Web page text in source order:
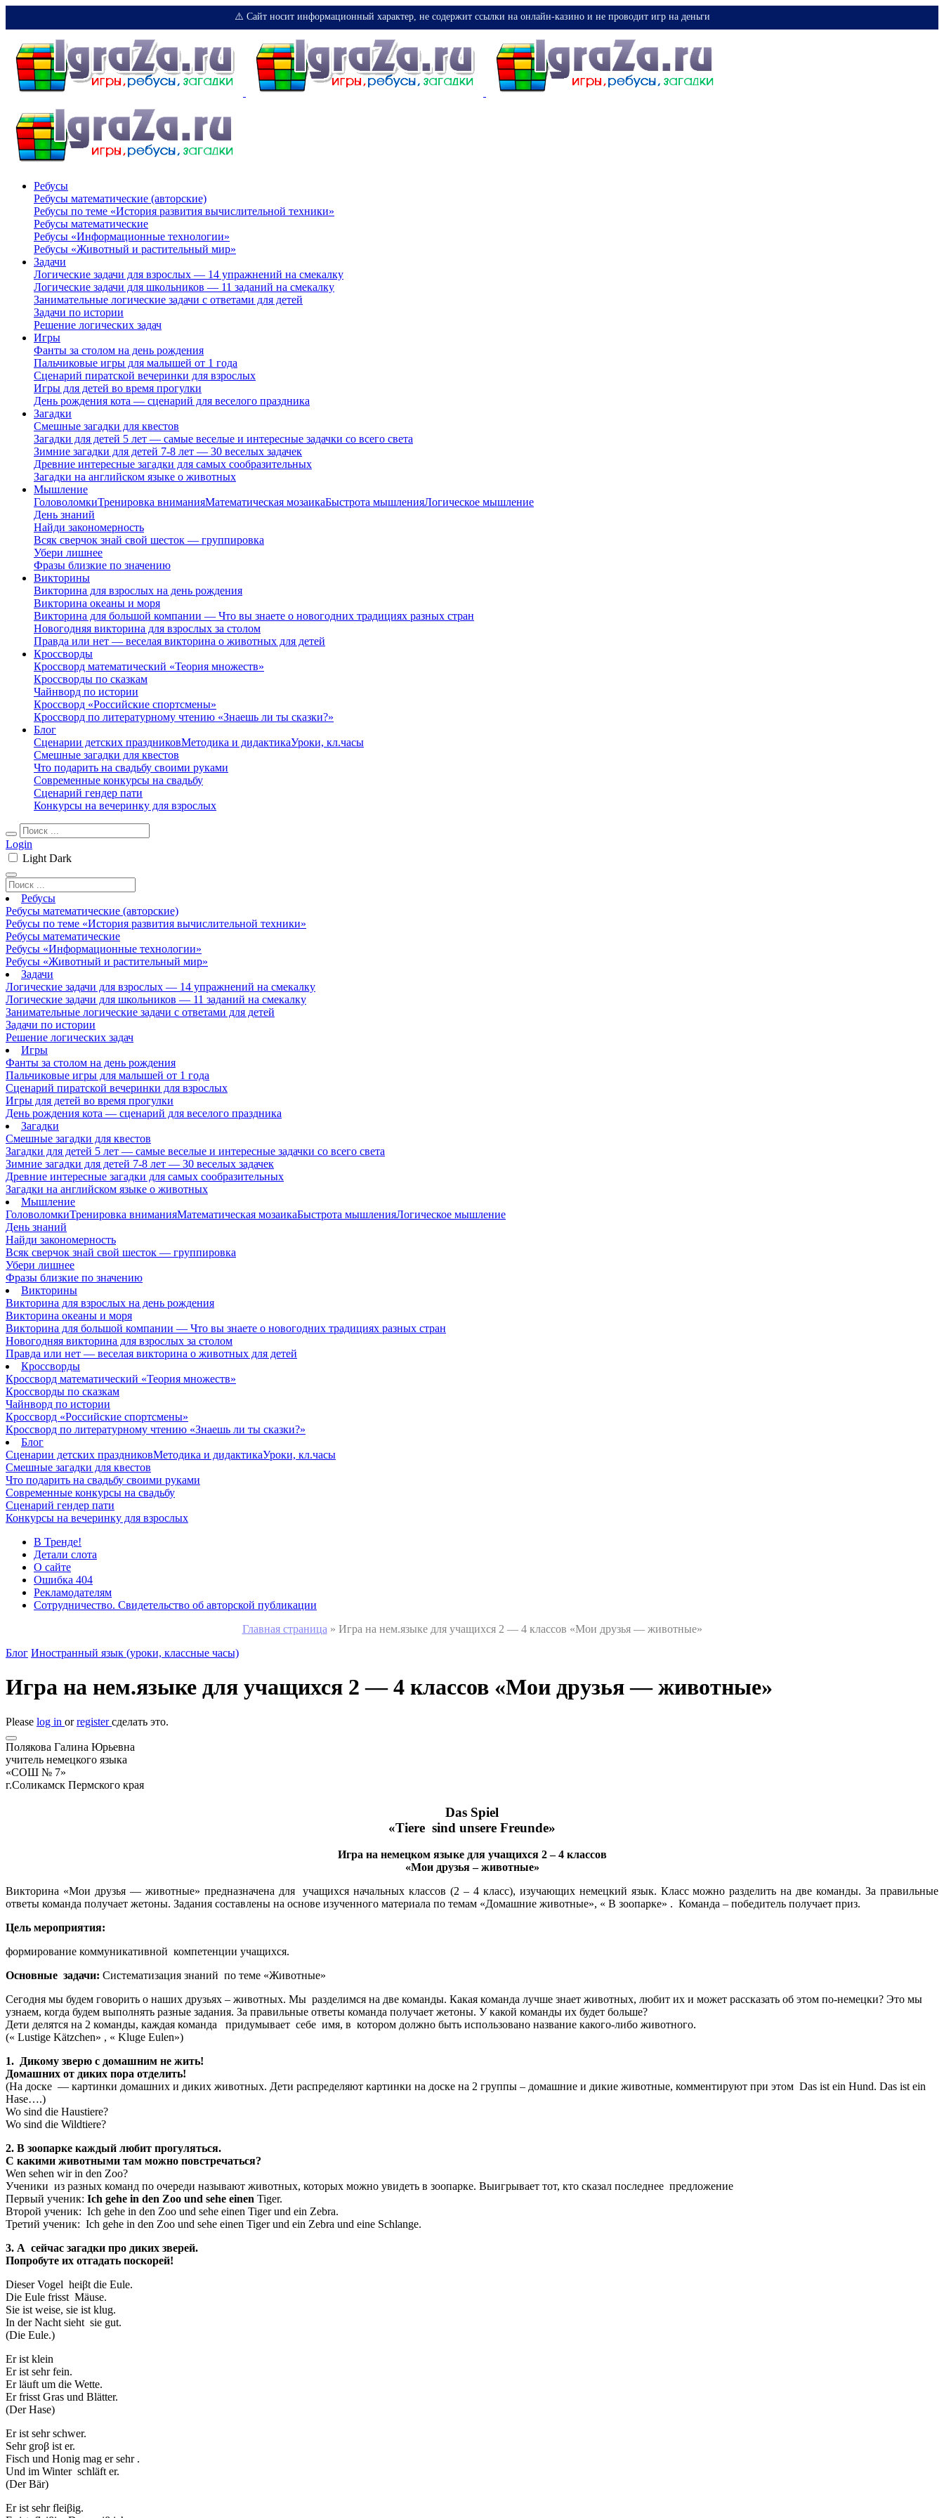
⚠️ Сайт носит информационный характер, не содержит ссылки на онлайн-казино и не проводит игр на деньги
Ребусы
Ребусы математические (авторские)
Ребусы по теме «История развития вычислительной техники»
Ребусы математические
Ребусы «Информационные технологии»
Ребусы «Животный и растительный мир»
Задачи
Логические задачи для взрослых — 14 упражнений на смекалку
Логические задачи для школьников — 11 заданий на смекалку
Занимательные логические задачи с ответами для детей
Задачи по истории
Решение логических задач
Игры
Фанты за столом на день рождения
Пальчиковые игры для малышей от 1 года
Сценарий пиратской вечеринки для взрослых
Игры для детей во время прогулки
День рождения кота — сценарий для веселого праздника
Загадки
Смешные загадки для квестов
Загадки для детей 5 лет — самые веселые и интересные задачки со всего света
Зимние загадки для детей 7-8 лет — 30 веселых задачек
Древние интересные загадки для самых сообразительных
Загадки на английском языке о животных
Мышление
ГоловоломкиТренировка вниманияМатематическая мозаикаБыстрота мышленияЛогическое мышление
День знаний
Найди закономерность
Всяк сверчок знай свой шесток — группировка
Убери лишнее
Фразы близкие по значению
Викторины
Викторина для взрослых на день рождения
Викторина океаны и моря
Викторина для большой компании — Что вы знаете о новогодних традициях разных стран
Новогодняя викторина для взрослых за столом
Правда или нет — веселая викторина о животных для детей
Кроссворды
Кроссворд математический «Теория множеств»
Кроссворды по сказкам
Чайнворд по истории
Кроссворд «Российские спортсмены»
Кроссворд по литературному чтению «Знаешь ли ты сказки?»
Блог
Сценарии детских праздниковМетодика и дидактикаУроки, кл.часы
Смешные загадки для квестов
Что подарить на свадьбу своими руками
Современные конкурсы на свадьбу
Сценарий гендер пати
Конкурсы на вечеринку для взрослых
Login
Light Dark
Ребусы
Ребусы математические (авторские)
Ребусы по теме «История развития вычислительной техники»
Ребусы математические
Ребусы «Информационные технологии»
Ребусы «Животный и растительный мир»
Задачи
Логические задачи для взрослых — 14 упражнений на смекалку
Логические задачи для школьников — 11 заданий на смекалку
Занимательные логические задачи с ответами для детей
Задачи по истории
Решение логических задач
Игры
Фанты за столом на день рождения
Пальчиковые игры для малышей от 1 года
Сценарий пиратской вечеринки для взрослых
Игры для детей во время прогулки
День рождения кота — сценарий для веселого праздника
Загадки
Смешные загадки для квестов
Загадки для детей 5 лет — самые веселые и интересные задачки со всего света
Зимние загадки для детей 7-8 лет — 30 веселых задачек
Древние интересные загадки для самых сообразительных
Загадки на английском языке о животных
Мышление
ГоловоломкиТренировка вниманияМатематическая мозаикаБыстрота мышленияЛогическое мышление
День знаний
Найди закономерность
Всяк сверчок знай свой шесток — группировка
Убери лишнее
Фразы близкие по значению
Викторины
Викторина для взрослых на день рождения
Викторина океаны и моря
Викторина для большой компании — Что вы знаете о новогодних традициях разных стран
Новогодняя викторина для взрослых за столом
Правда или нет — веселая викторина о животных для детей
Кроссворды
Кроссворд математический «Теория множеств»
Кроссворды по сказкам
Чайнворд по истории
Кроссворд «Российские спортсмены»
Кроссворд по литературному чтению «Знаешь ли ты сказки?»
Блог
Сценарии детских праздниковМетодика и дидактикаУроки, кл.часы
Смешные загадки для квестов
Что подарить на свадьбу своими руками
Современные конкурсы на свадьбу
Сценарий гендер пати
Конкурсы на вечеринку для взрослых
В Тренде!
Детали слота
О сайте
Ошибка 404
Рекламодателям
Сотрудничество. Свидетельство об авторской публикации
Главная страница » Игра на нем.языке для учащихся 2 — 4 классов «Мои друзья — животные»
Блог Иностранный язык (уроки, классные часы)
Игра на нем.языке для учащихся 2 — 4 классов «Мои друзья — животные»
Please log in orregisterсделать это.
Полякова Галина Юрьевна
учитель немецкого языка
«СОШ № 7»
г.Соликамск Пермского края
Das Spiel
«Tiere sind unsere Freunde»
Игра на немецком языке для учащихся 2 – 4 классов
«Мои друзья – животные»
Викторина «Мои друзья — животные» предназначена для учащихся начальных классов (2 – 4 класс), изучающих немецкий язык. Класс можно разделить на две команды. За правильные
ответы команда получает жетоны. Задания составлены на основе изученного материала по темам «Домашние животные», « В зоопарке» . Команда – победитель получает приз.
Цель мероприятия:
формирование коммуникативной компетенции учащихся.
Основные задачи: Систематизация знаний по теме «Животные»
Сегодня мы будем говорить о наших друзьях – животных. Мы разделимся на две команды. Какая команда лучше знает животных, любит их и может рассказать об этом по-немецки? Это мы
узнаем, когда будем выполнять разные задания. За правильные ответы команда получает жетоны. У какой команды их будет больше?
Дети делятся на 2 команды, каждая команда придумывает себе имя, в котором должно быть использовано название какого-либо животного.
(« Lustige Kätzchen» , « Kluge Eulen»)
1. Дикому зверю с домашним не жить!
Домашних от диких пора отделить!
(На доске — картинки домашних и диких животных. Дети распределяют картинки на доске на 2 группы – домашние и дикие животные, комментируют при этом Das ist ein Hund. Das ist ein
Hase….)
Wo sind die Haustiere?
Wo sind die Wildtiere?
2. В зоопарке каждый любит прогуляться.
С какими животными там можно повстречаться?
Wen sehen wir in den Zoo?
Ученики из разных команд по очереди называют животных, которых можно увидеть в зоопарке. Выигрывает тот, кто сказал последнее предложение
Первый ученик: Ich gehe in den Zoo und sehe einen Tiger.
Второй ученик: Ich gehe in den Zoo und sehe einen Tiger und ein Zebra.
Третий ученик: Ich gehe in den Zoo und sehe einen Tiger und ein Zebra und eine Schlange.
3. А сейчас загадки про диких зверей.
Попробуте их отгадать поскорей!
Dieser Vogel heiβt die Eule.
Die Eule frisst Mäuse.
Sie ist weise, sie ist klug.
In der Nacht sieht sie gut.
(Die Eule.)
Er ist klein
Er ist sehr fein.
Er läuft um die Wette.
Er frisst Gras und Blätter.
(Der Hase)
Er ist sehr schwer.
Sehr groβ ist er.
Fisch und Honig mag er sehr .
Und im Winter schläft er.
(Der Bär)
Er ist sehr fleiβig.